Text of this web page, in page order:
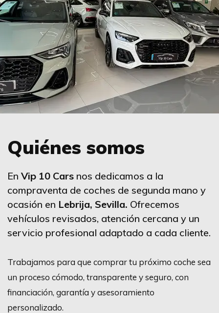
Quiénes somos
En Vip 10 Cars nos dedicamos a la
compraventa de coches de segunda mano y
ocasión en Lebrija, Sevilla. Ofrecemos
vehículos revisados, atención cercana y un
servicio profesional adaptado a cada cliente.
Trabajamos para que comprar tu próximo coche sea
un proceso cómodo, transparente y seguro, con
financiación, garantía y asesoramiento
personalizado.